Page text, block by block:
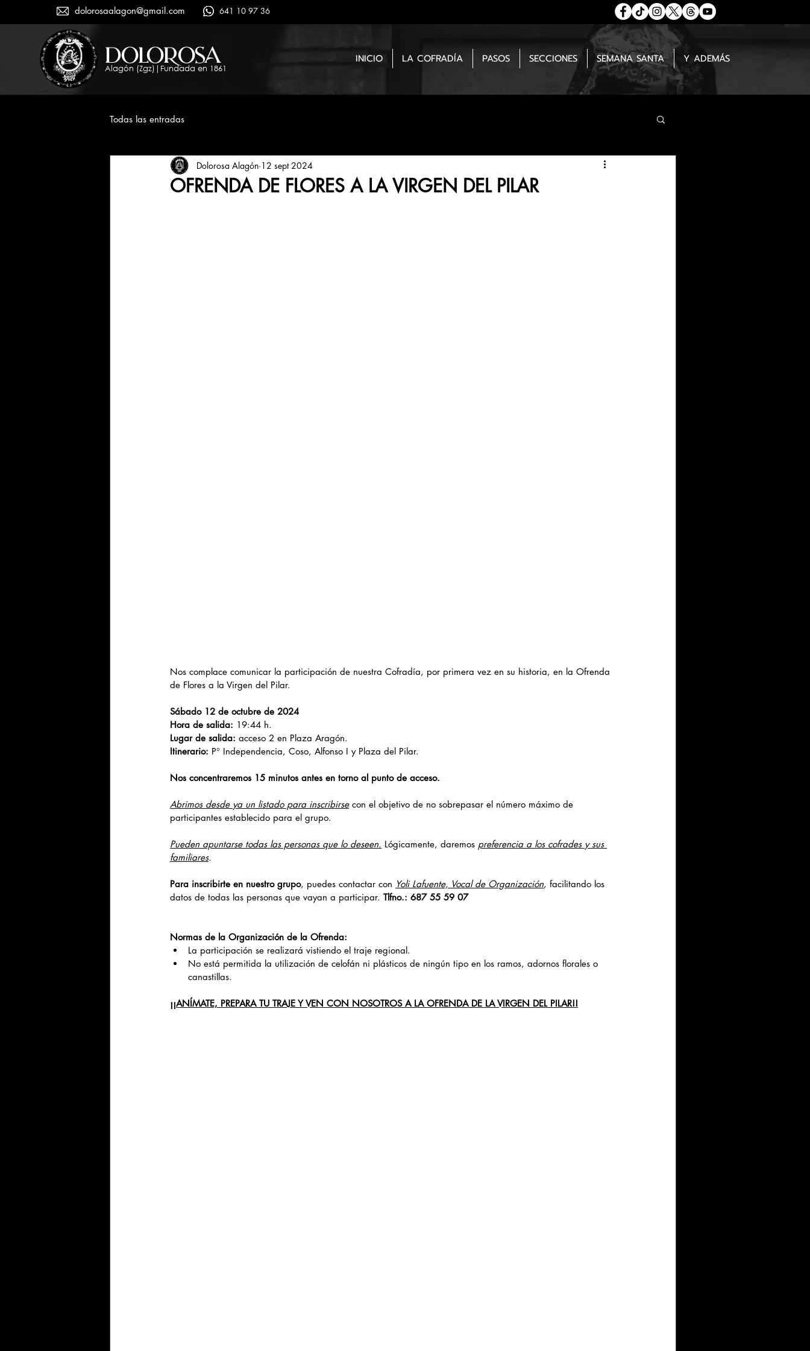
dolorosaalagon@gmail.com 641 10 97 36
dolorosa
Alagón (Zgz)|Fundada en 1861
INICIO LA COFRADÍA PASOS SECCIONES SEMANA SANTA Y ADEMÁS
Todas las entradas
OFRENDA DE FLORES A LA VIRGEN DEL PILAR
Dolorosa Alagón 12 sept 2024
Nos complace comunicar la participación de nuestra Cofradía, por primera vez en su historia, en la Ofrenda
de Flores a la Virgen del Pilar.
Sábado 12 de octubre de 2024
Hora de salida: 19:44 h.
Lugar de salida: acceso 2 en Plaza Aragón.
Itinerario: P° Independencia, Coso, Alfonso I y Plaza del Pilar.
Nos concentraremos 15 minutos antes en torno al punto de acceso.
Abrimos desde ya un listado para inscribirse con el objetivo de no sobrepasar el número máximo de
participantes establecido para el grupo.
Pueden apuntarse todas las personas que lo deseen. Lógicamente, daremos preferencia a los cofrades y sus
familiares.
Para inscribirte en nuestro grupo, puedes contactar con Yoli Lafuente, Vocal de Organización, facilitando los
datos de todas las personas que vayan a participar. Tlfno.: 687 55 59 07
Normas de la Organización de la Ofrenda:
La participación se realizará vistiendo el traje regional.
No está permitida la utilización de celofán ni plásticos de ningún tipo en los ramos, adornos florales o
canastillas.
¡¡ANÍMATE, PREPARA TU TRAJE Y VEN CON NOSOTROS A LA OFRENDA DE LA VIRGEN DEL PILAR!!